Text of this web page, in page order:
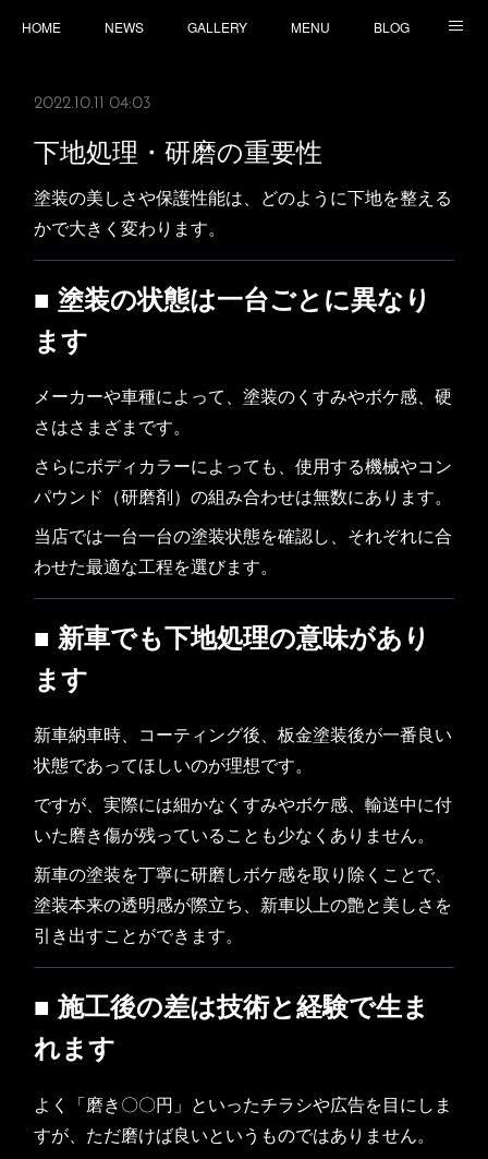
HOME NEWS GALLERY MENU BLOG
2022.10.11 04:03
下地処理・研磨の重要性
塗装の美しさや保護性能は、どのように下地を整える
かで大きく変わります。
■ 塗装の状態は一台ごとに異なり
ます
メーカーや車種によって、塗装のくすみやボケ感、硬
さはさまざまです。
さらにボディカラーによっても、使用する機械やコン
パウンド（研磨剤）の組み合わせは無数にあります。
当店では一台一台の塗装状態を確認し、それぞれに合
わせた最適な工程を選びます。
■ 新車でも下地処理の意味があり
ます
新車納車時、コーティング後、板金塗装後が一番良い
状態であってほしいのが理想です。
ですが、実際には細かなくすみやボケ感、輸送中に付
いた磨き傷が残っていることも少なくありません。
新車の塗装を丁寧に研磨しボケ感を取り除くことで、
塗装本来の透明感が際立ち、新車以上の艶と美しさを
引き出すことができます。
■ 施工後の差は技術と経験で生ま
れます
よく「磨き〇〇円」といったチラシや広告を目にしま
すが、ただ磨けば良いというものではありません。